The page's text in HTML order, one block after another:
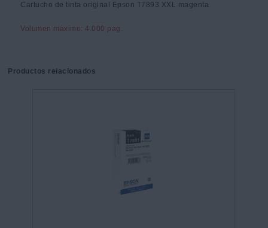
Cartucho de tinta original Epson T7893 XXL magenta
Volumen máximo: 4.000 pag.
Productos relacionados